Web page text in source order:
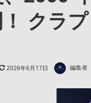
クラ
更新日
2026年6月17日 著者 編集者